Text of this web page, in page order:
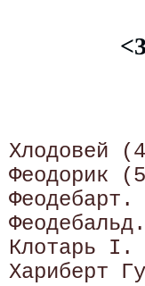
Хлодовей
Феодорик
Феодебарт.
Феодебальд.
Клотарь I.
Хариберт